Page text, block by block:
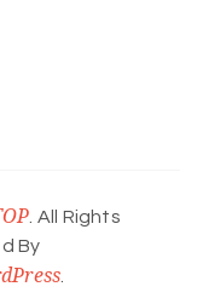
. All Rights
By
.